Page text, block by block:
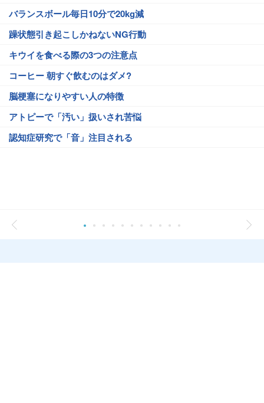
バランスボール毎日10分で20kg減
躁状態引き起こしかねないNG行動
キウイを食べる際の3つの注意点
コーヒー 朝すぐ飲むのはダメ?
脳梗塞になりやすい人の特徴
アトピーで「汚い」扱いされ苦悩
認知症研究で「音」注目される